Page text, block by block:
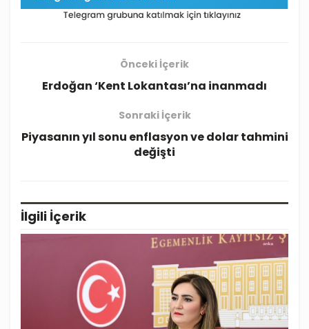
Önceki İçerik
Erdoğan ‘Kent Lokantası’na inanmadı
Sonraki İçerik
Piyasanın yıl sonu enflasyon ve dolar tahmini
değişti
İlgili İçerik